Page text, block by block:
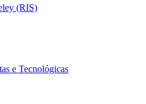
(RIS)
e Tecnológicas